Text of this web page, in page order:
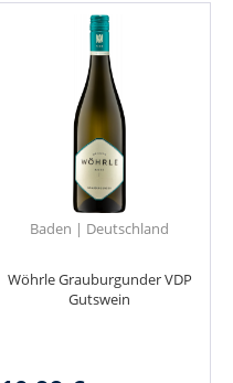
Baden | Deutschland
Wöhrle Grauburgunder VDP
Gutswein